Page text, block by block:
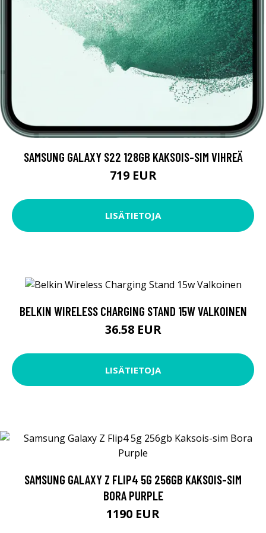
SAMSUNG GALAXY S22 128GB KAKSOIS-SIM VIHREÄ
719 EUR
LISÄTIETOJA
BELKIN WIRELESS CHARGING STAND 15W VALKOINEN
36.58 EUR
LISÄTIETOJA
SAMSUNG GALAXY Z FLIP4 5G 256GB KAKSOIS-SIM
BORA PURPLE
1190 EUR